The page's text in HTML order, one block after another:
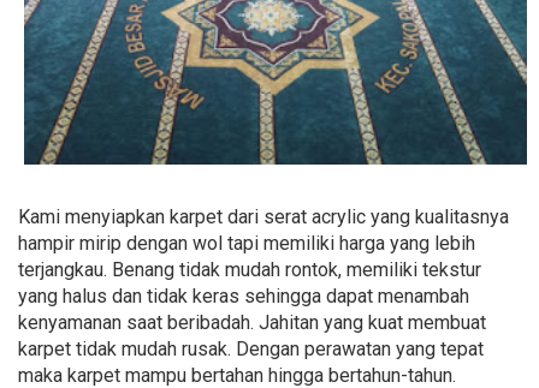
Kami menyiapkan karpet dari serat acrylic yang kualitasnya
hampir mirip dengan wol tapi memiliki harga yang lebih
terjangkau. Benang tidak mudah rontok, memiliki tekstur
yang halus dan tidak keras sehingga dapat menambah
kenyamanan saat beribadah. Jahitan yang kuat membuat
karpet tidak mudah rusak. Dengan perawatan yang tepat
maka karpet mampu bertahan hingga bertahun-tahun.